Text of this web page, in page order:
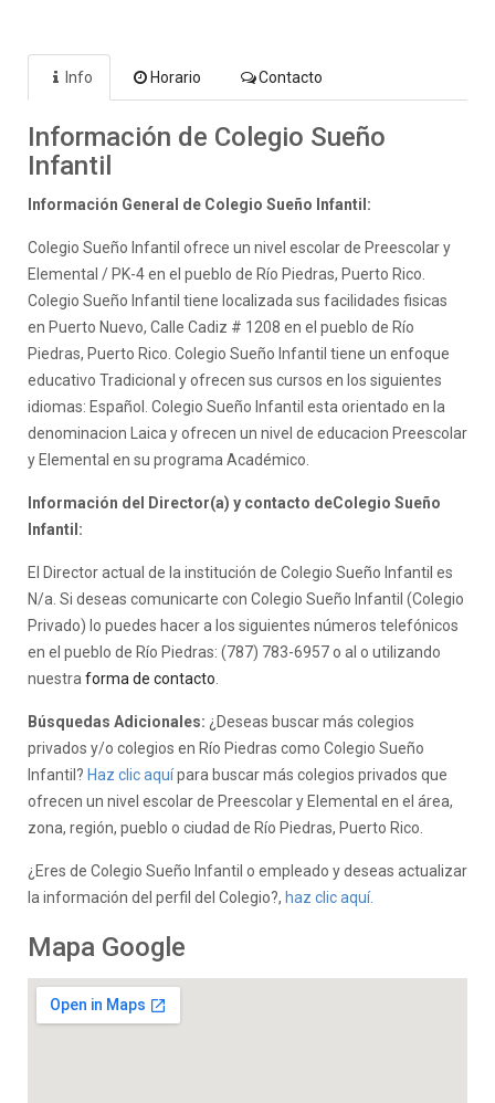
Info Horario Contacto
Información de Colegio Sueño
Infantil
Información General de Colegio Sueño Infantil:
Colegio Sueño Infantil ofrece un nivel escolar de Preescolar y
Elemental / PK-4 en el pueblo de Río Piedras, Puerto Rico.
Colegio Sueño Infantil tiene localizada sus facilidades fisicas
en Puerto Nuevo, Calle Cadiz # 1208 en el pueblo de Río
Piedras, Puerto Rico. Colegio Sueño Infantil tiene un enfoque
educativo Tradicional y ofrecen sus cursos en los siguientes
idiomas: Español. Colegio Sueño Infantil esta orientado en la
denominacion Laica y ofrecen un nivel de educacion Preescolar
y Elemental en su programa Académico.
Información del Director(a) y contacto deColegio Sueño
Infantil:
El Director actual de la institución de Colegio Sueño Infantil es
N/a. Si deseas comunicarte con Colegio Sueño Infantil (Colegio
Privado) lo puedes hacer a los siguientes números telefónicos
en el pueblo de Río Piedras: (787) 783-6957 o al o utilizando
nuestra forma de contacto
Búsquedas Adicionales: ¿Deseas buscar más colegios
privados y/o colegios en Río Piedras como Colegio Sueño
Infantil? Haz clic aquípara buscar más colegios privados que
ofrecen un nivel escolar de Preescolar y Elemental en el área,
zona, región, pueblo o ciudad de Río Piedras, Puerto Rico.
¿Eres de Colegio Sueño Infantil o empleado y deseas actualizar
la información del perfil del Colegio?, haz clic aquí.
Mapa Google